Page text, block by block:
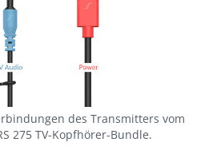
des Transmitters vom
275 TV-Kopfhörer-Bundle.